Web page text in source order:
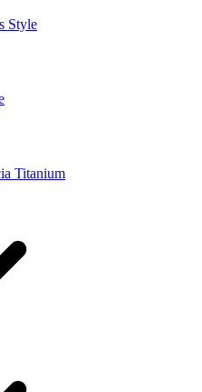
Style
Titanium